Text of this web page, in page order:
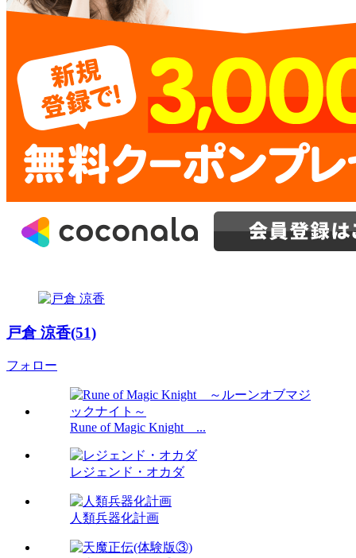
戸倉 涼香(51)
フォロー
Rune of Magic Knight ...
レジェンド・オカダ
人類兵器化計画